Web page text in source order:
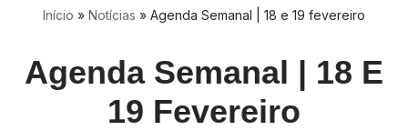
Início » Notícias » Agenda Semanal | 18 e 19 fevereiro
Agenda Semanal | 18 E
19 Fevereiro